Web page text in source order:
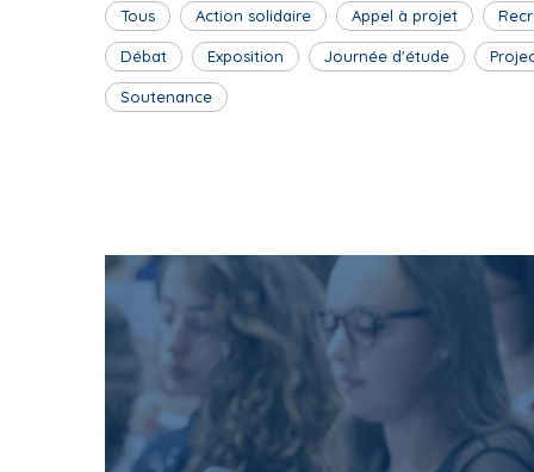
Tous Action solidaire Appel à projet
Débat Exposition Journée d'étude
Soutenance